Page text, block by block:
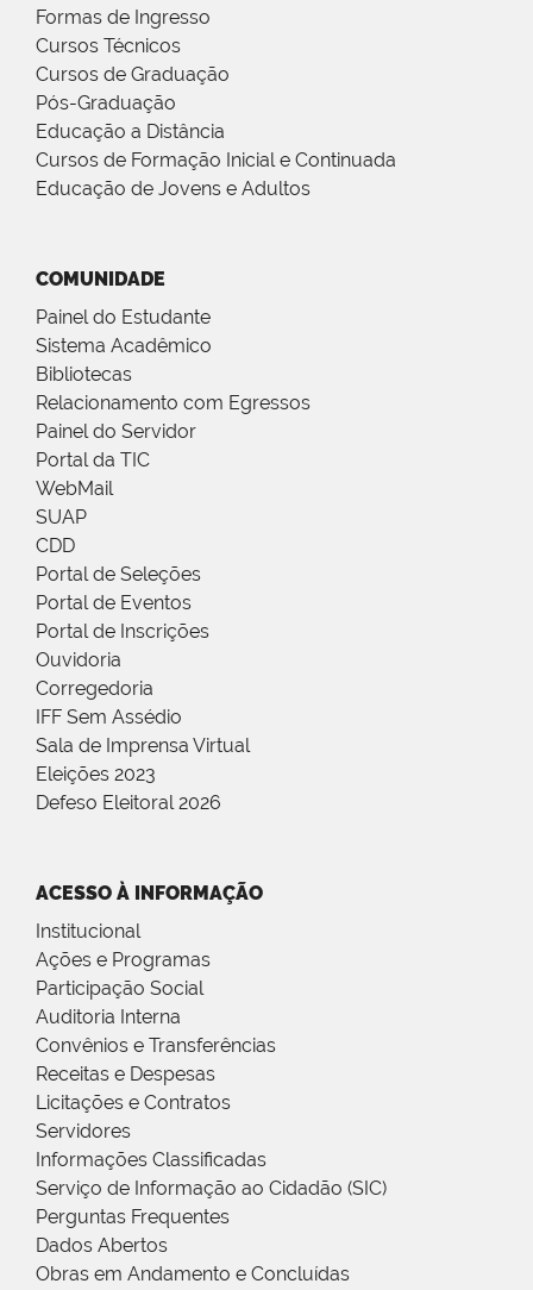
Formas de Ingresso
Cursos Técnicos
Cursos de Graduação
Pós-Graduação
Educação a Distância
Cursos de Formação Inicial e Continuada
Educação de Jovens e Adultos
COMUNIDADE
Painel do Estudante
Sistema Acadêmico
Bibliotecas
Relacionamento com Egressos
Painel do Servidor
Portal da TIC
WebMail
SUAP
CDD
Portal de Seleções
Portal de Eventos
Portal de Inscrições
Ouvidoria
Corregedoria
IFF Sem Assédio
Sala de Imprensa Virtual
Eleições 2023
Defeso Eleitoral 2026
ACESSO À INFORMAÇÃO
Institucional
Ações e Programas
Participação Social
Auditoria Interna
Convênios e Transferências
Receitas e Despesas
Licitações e Contratos
Servidores
Informações Classificadas
Serviço de Informação ao Cidadão (SIC)
Perguntas Frequentes
Dados Abertos
Obras em Andamento e Concluídas